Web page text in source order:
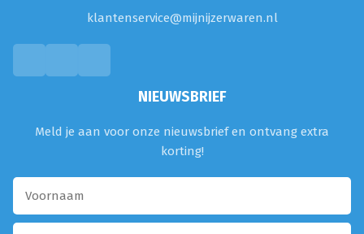
klantenservice@mijnijzerwaren.nl
NIEUWSBRIEF
Meld je aan voor onze nieuwsbrief en ontvang extra
korting!